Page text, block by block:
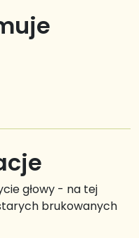
głowy - na tej
brukowanych